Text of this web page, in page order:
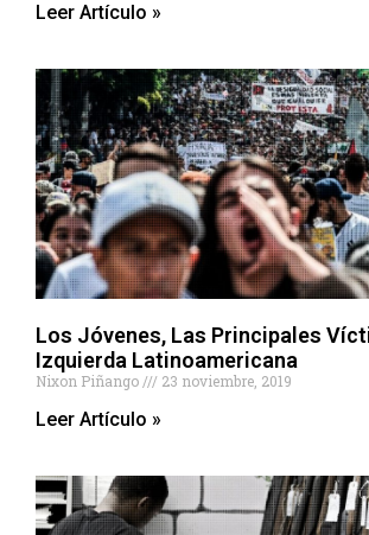
Leer Artículo »
Los Jóvenes, Las Principales
Izquierda Latinoamericana
Nixon Piñango 23 noviembre, 2019
Leer Artículo »